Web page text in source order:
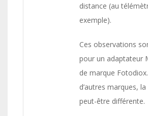
distance (au
exemple).
Ces observations
pour un adaptateur
de marque
d’autres marques,
peut-être différente.